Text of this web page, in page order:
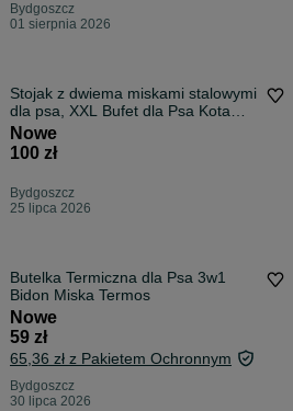
Bydgoszcz
01 sierpnia 2026
Stojak z dwiema miskami stalowymi
dla psa, XXL Bufet dla Psa Kota
Psów
Nowe
100 zł
Bydgoszcz
25 lipca 2026
Butelka Termiczna dla Psa 3w1
Bidon Miska Termos
Nowe
59 zł
65,36 zł z Pakietem Ochronnym
Bydgoszcz
30 lipca 2026